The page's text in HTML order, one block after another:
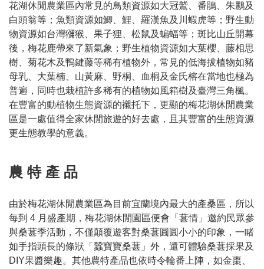
花湖休閒農業區內常見的鳥類資源如大冠鷲、番鵑、朱鸝及
白頭翁等；魚類資源如鯽、鯉、羅漢魚及川蝦虎等；野生動
物資源如台灣獼猴、果子狸、松鼠及蝙蝠等；斑比山丘開幕
後，梅花鹿帶來了新氣象；野生植物資源如大葉櫻、藤相思
樹、菊花木及鴨鍵藤等稀有植物外，常見的低海拔植物如豬
母乳、大葉楠、山黃麻、野桐、血桐及金氏榕在當地也極為
普遍，同時也栽植許多稀有的植物如風箱樹及臺灣三角楓。
在豐富的動植物生態資源的襯托下，更顯的梅花湖休閒農業
區是一處值得全家休閒旅遊的好去處，且其豐富的生態資源
更生態教學的意義。
農 特 產 品
由於梅花湖休閒農業區為目前宜蘭境內最大的產桑區，所以
每到 4 月盛產期，梅花湖休閒園區便會「葚情」邀約民眾參
與桑葚季活動，不僅顛覆遊客對桑葚圓圓小小的印象，一睹
如手指頭長的條狀「蠶寶寶桑葚」外，還可體驗桑葚採果及
DIY果醬樂趣。其他農特產品也依時令輪番上陣，如金棗、